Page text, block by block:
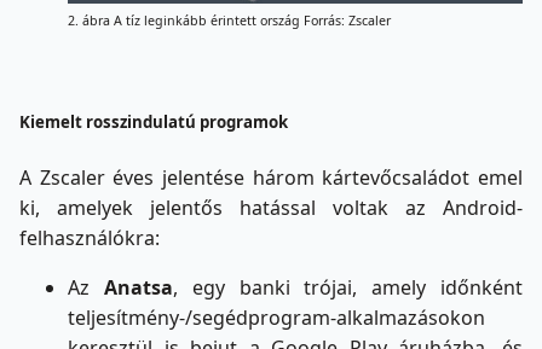
2. ábra A tíz leginkább érintett ország Forrás: Zscaler
Kiemelt rosszindulatú programok
A Zscaler éves jelentése három kártevőcsaládot emel
ki, amelyek jelentős hatással voltak az Android-
felhasználókra:
Az Anatsa, egy banki trójai, amely időnként
teljesítmény-/segédprogram-alkalmazásokon